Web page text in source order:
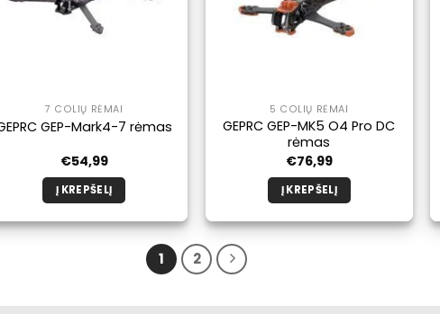
pasirinkti
produkto
pasirinkti
produkto
7 COLIŲ RĖMAI
GEP-Mark4-7 rėmas
€54,99
Į KREPŠELĮ
5 COLIŲ RĖMAI
GEPRC GEP-MK5 O4 Pro DC
rėmas
€76,99
Į KREPŠELĮ
1 2